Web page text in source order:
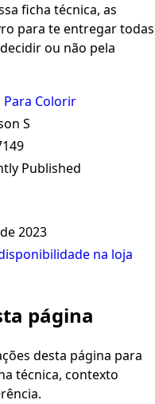
ficha técnica, as
para te entregar todas
ou não pela
Para Colorir
S
Published
2023
na loja
página
desta página para
técnica, contexto